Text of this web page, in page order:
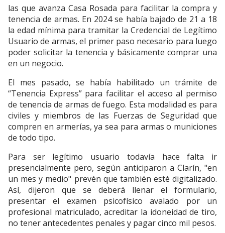
las que avanza Casa Rosada para facilitar la compra y
tenencia de armas. En 2024 se había bajado de 21 a 18
la edad mínima para tramitar la Credencial de Legítimo
Usuario de armas, el primer paso necesario para luego
poder solicitar la tenencia y básicamente comprar una
en un negocio.
El mes pasado, se había habilitado un trámite de
“Tenencia Express” para facilitar el acceso al permiso
de tenencia de armas de fuego. Esta modalidad es para
civiles y miembros de las Fuerzas de Seguridad que
compren en armerías, ya sea para armas o municiones
de todo tipo.
Para ser legítimo usuario todavía hace falta ir
presencialmente pero, según anticiparon a Clarín, "en
un mes y medio" prevén que también esté digitalizado.
Así, dijeron que se deberá llenar el formulario,
presentar el examen psicofísico avalado por un
profesional matriculado, acreditar la idoneidad de tiro,
no tener antecedentes penales y pagar cinco mil pesos.